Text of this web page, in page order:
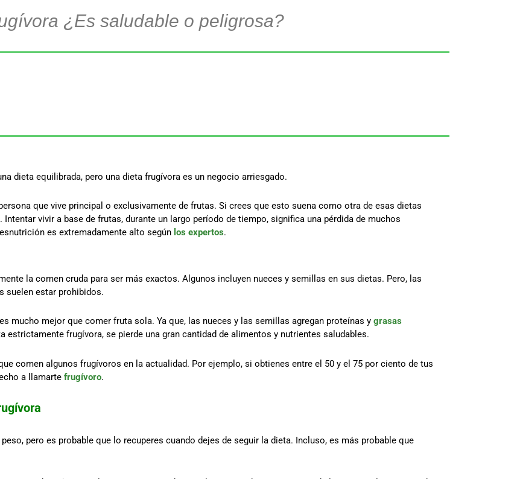
¿Es saludable o peligrosa?
dieta equilibrada, pero una dieta frugívora es un negocio arriesgado.
que vive principal o exclusivamente de frutas. Si crees que esto suena como otra de esas dietas
vivir a base de frutas, durante un largo período de tiempo, significa una pérdida de muchos
es extremadamente alto según los expertos.
la comen cruda para ser más exactos. Algunos incluyen nueces y semillas en sus dietas. Pero, las
suelen estar prohibidos.
mucho mejor que comer fruta sola. Ya que, las nueces y las semillas agregan proteínas y grasas
estrictamente frugívora, se pierde una gran cantidad de alimentos y nutrientes saludables.
comen algunos frugívoros en la actualidad. Por ejemplo, si obtienes entre el 50 y el 75 por ciento de tus
a llamarte frugívoro.
pero es probable que lo recuperes cuando dejes de seguir la dieta. Incluso, es más probable que